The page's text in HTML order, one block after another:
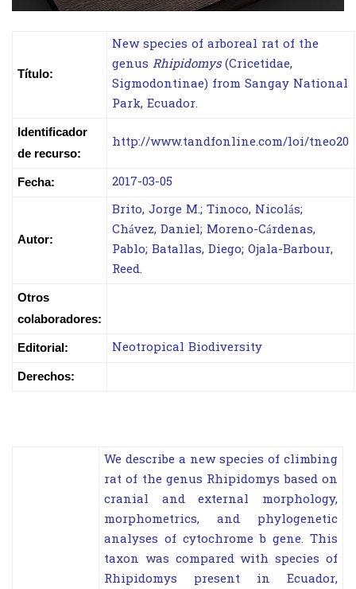
Título:
New species of arboreal rat of the
genus Rhipidomys(Cricetidae,
Sigmodontinae) from Sangay National
Park, Ecuador.
Identificador
de recurso:
http://www.tandfonline.com/loi/tneo20
Fecha: 2017-03-05
Autor:
Brito, Jorge M.; Tinoco, Nicolás;
Chávez, Daniel; Moreno-Cárdenas,
Pablo; Batallas, Diego; Ojala-Barbour,
Reed.
Otros
colaboradores:
Editorial: Neotropical Biodiversity
Derechos:
We describe a new species of climbing
rat of the genus Rhipidomys based on
cranial and external morphology,
morphometrics, and phylogenetic
analyses of cytochrome b gene. This
taxon was compared with species of
Rhipidomys present in Ecuador,